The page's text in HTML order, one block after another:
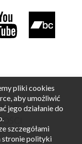
pliki cookies
aby umożliwić
jego działanie do
szczegółami
stronie polityki